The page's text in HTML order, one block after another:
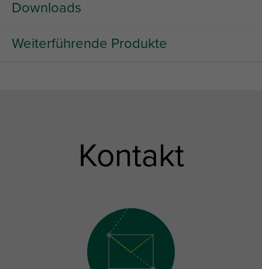
Downloads
Weiterführende Produkte
Kontakt